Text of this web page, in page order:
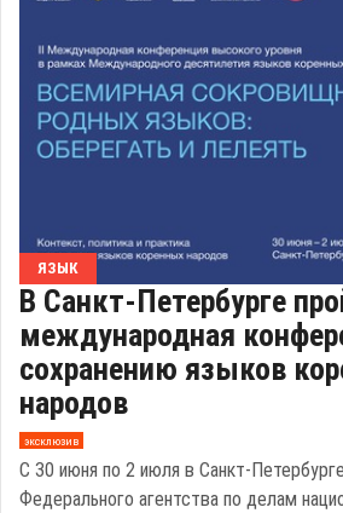
ЯЗЫК
В Санкт-Петербурге
международная
сохранению языков
народов
эксклюзив
С 30 июня по 2 июля в Санкт-
Федерального агентства по делам